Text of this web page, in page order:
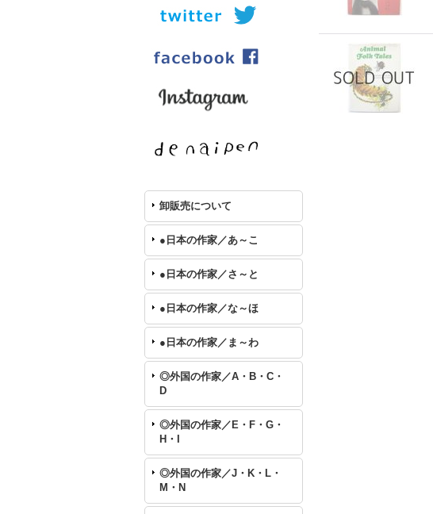
卸販売について
●日本の作家／あ～こ
●日本の作家／さ～と
●日本の作家／な～ほ
●日本の作家／ま～わ
◎外国の作家／A・B・C・
D
◎外国の作家／E・F・G・
H・I
◎外国の作家／J・K・L・
M・N